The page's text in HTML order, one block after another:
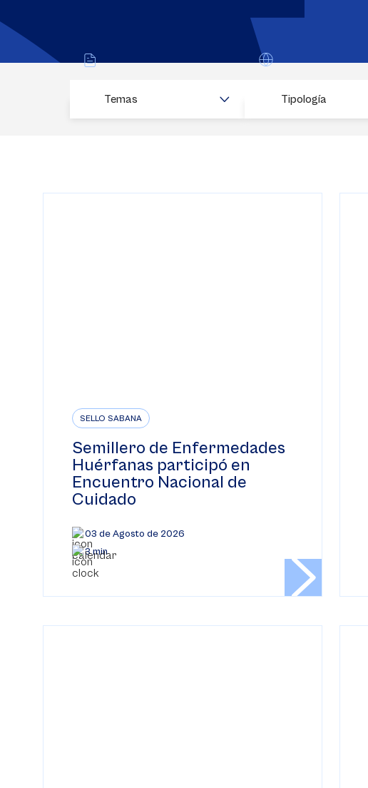
Temas Tipología
SELLO SABANA
Semillero de Enfermedades
Huérfanas participó en
Encuentro Nacional de
Cuidado
03 de Agosto de 2026
3 min